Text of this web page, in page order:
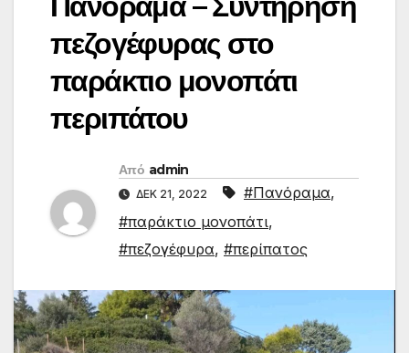
πεζογέφυρας στο
παράκτιο μονοπάτι
περιπάτου
Από admin
ΔΕΚ 21, 2022 #Πανόραμα,
#παράκτιο μονοπάτι,
#πεζογέφυρα, #περίπατος